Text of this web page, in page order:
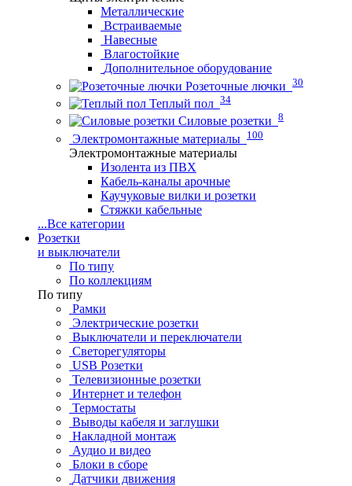
Металлические
Встраиваемые
Навесные
Влагостойкие
Дополнительное оборудование
Розеточные лючки 30
Теплый пол 34
Силовые розетки 8
Электромонтажные материалы 100
Электромонтажные материалы
Изолента из ПВХ
Кабель-каналы арочные
Каучуковые вилки и розетки
Стяжки кабельные
...Все категории
Розетки
и выключатели
По типу
По коллекциям
По типу
Рамки
Электрические розетки
Выключатели и переключатели
Светорегуляторы
USB Розетки
Телевизионные розетки
Интернет и телефон
Термостаты
Выводы кабеля и заглушки
Накладной монтаж
Аудио и видео
Блоки в сборе
Датчики движения